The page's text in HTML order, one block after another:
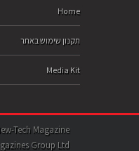
Home
תקנון שימוש באתר
Media Kit